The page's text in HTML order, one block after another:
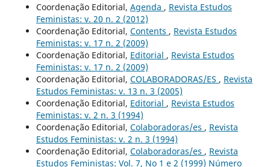
Coordenação Editorial, Agenda , Revista Estudos
Feministas: v. 20 n. 2 (2012)
Coordenação Editorial, Contents , Revista Estudos
Feministas: v. 17 n. 2 (2009)
Coordenação Editorial, Editorial , Revista Estudos
Feministas: v. 17 n. 2 (2009)
Coordenação Editorial, COLABORADORAS/ES , Revista
Estudos Feministas: v. 13 n. 3 (2005)
Coordenação Editorial, Editorial , Revista Estudos
Feministas: v. 2 n. 3 (1994)
Coordenação Editorial, Colaboradoras/es , Revista
Estudos Feministas: v. 2 n. 3 (1994)
Coordenação Editorial, Colaboradoras/es , Revista
Estudos Feministas: Vol. 7, No 1 e 2 (1999) Número